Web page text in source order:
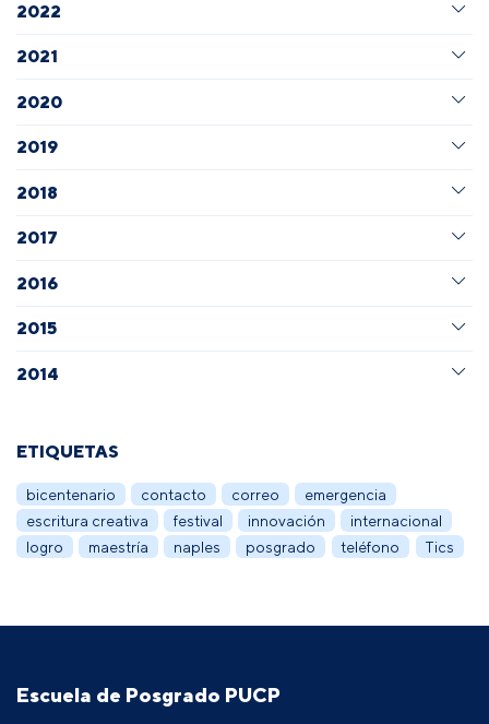
2022
2021
2020
2019
2018
2017
2016
2015
2014
ETIQUETAS
bicentenario contacto correo
emergencia
escritura creativa
festival innovación
internacional
logro
maestría naples posgrado teléfono Tics
Escuela de Posgrado PUCP